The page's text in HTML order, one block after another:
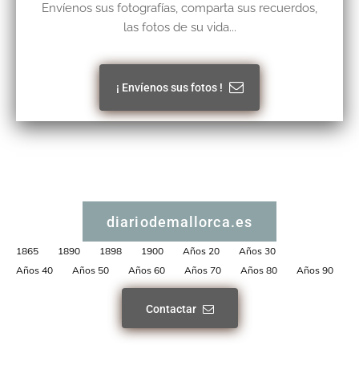
Envíenos sus fotografías, comparta sus recuerdos,
las fotos de su vida...
¡ Envíenos sus fotos !
diariodemallorca.es
1865 1890 1898 1900 Años 20
Años 30
Años 40
Años 50 Años 60 Años 70 Años 80 Años 90
Contactar